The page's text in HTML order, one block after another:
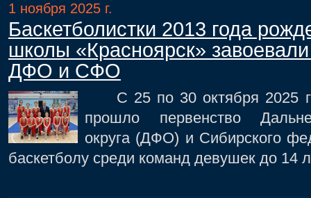
1 ноября 2025 г.
Баскетболистки 2013 года
школы «Красноярск»
ДФО и СФО
С 25 по 30 октября 2025
прошло первенство
округа (ДФО) и Сибирского
баскетболу среди команд девушек до 14